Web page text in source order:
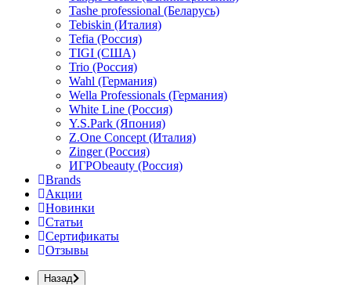
Tashe professional (Беларусь)
Tebiskin (Италия)
Tefia (Россия)
TIGI (США)
Trio (Россия)
Wahl (Германия)
Wella Professionals (Германия)
White Line (Россия)
Y.S.Park (Япония)
Z.One Concept (Италия)
Zinger (Россия)
ИГРОbeauty (Россия)
Brands
Акции
Новинки
Статьи
Сертификаты
Отзывы
Назад